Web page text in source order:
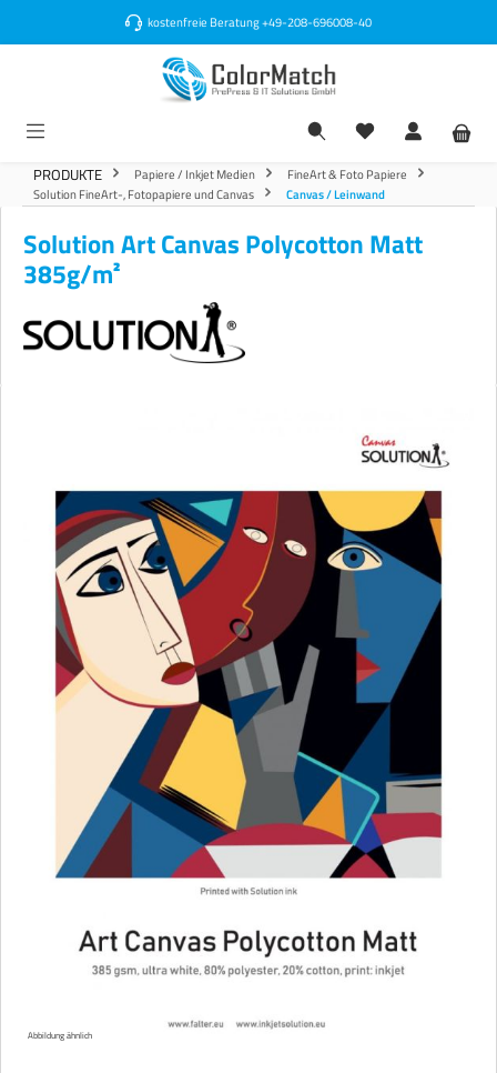
kostenfreie Beratung+49-208-696008-40
PRODUKTE Papiere / Inkjet Medien
FineArt & Foto Papiere
Solution FineArt-, Fotopapiere und Canvas
Canvas / Leinwand
Solution Art Canvas Polycotton Matt
385g/m²
Abbildung ähnlich